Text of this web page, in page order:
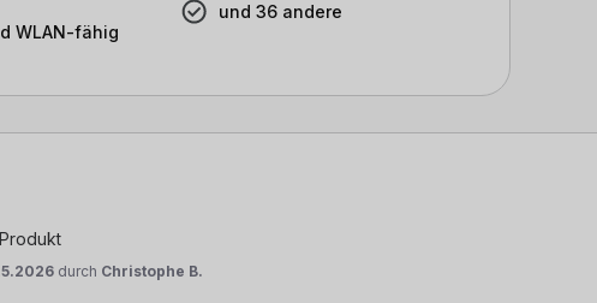
WLAN-fähig
und 36 andere
durch Christophe B.